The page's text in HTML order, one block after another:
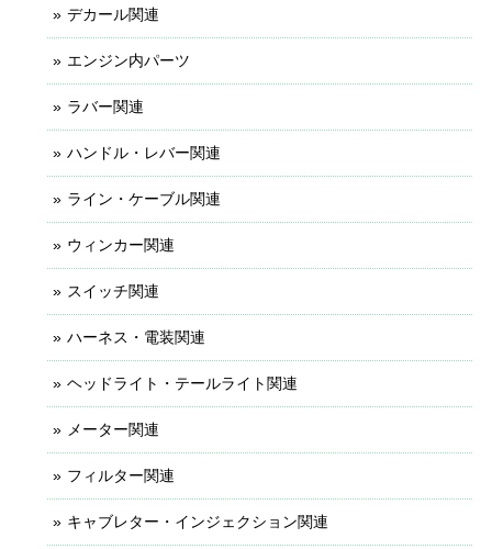
デカール関連
エンジン内パーツ
ラバー関連
ハンドル・レバー関連
ライン・ケーブル関連
ウィンカー関連
スイッチ関連
ハーネス・電装関連
ヘッドライト・テールライト関連
メーター関連
フィルター関連
キャブレター・インジェクション関連